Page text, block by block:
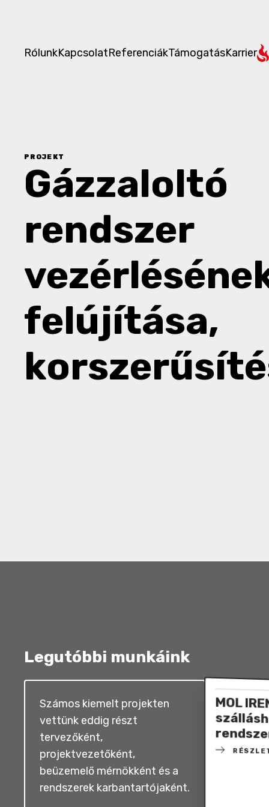
RólunkKapcsolatReferenciákTámogatásKarrier
PROJEKT
Gázzaloltó
rendszer
felújítása,
Legutóbbi munkáink
Számos kiemelt projekten
vettünk eddig részt
tervezőként,
projektvezetőként,
beüzemelő mérnökként és a
rendszerek karbantartójaként.
MOL